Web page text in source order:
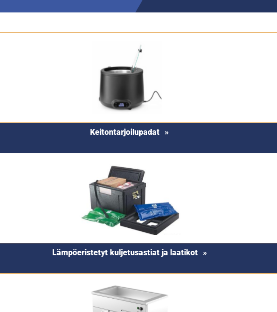
Keitontarjoilupadat
Lämpöeristetyt kuljetusastiat ja laatikot